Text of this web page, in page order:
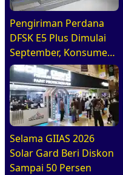
Pengiriman Perdana
DFSK E5 Plus Dimulai
September, Konsumen
Diajak Tur Pabrik
Selama GIIAS 2026
Solar Gard Beri Diskon
Sampai 50 Persen